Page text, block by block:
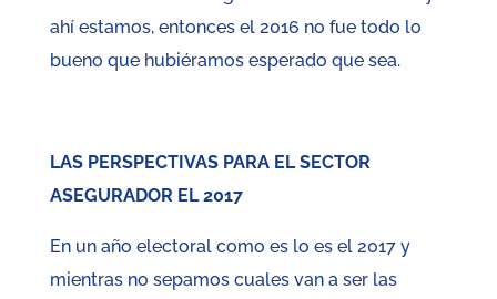
ahí estamos, entonces el 2016 no fue todo lo
bueno que hubiéramos esperado que sea.
LAS PERSPECTIVAS PARA EL SECTOR
ASEGURADOR EL 2017
En un año electoral como es lo es el 2017 y
mientras no sepamos cuales van a ser las